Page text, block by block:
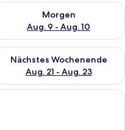
Nacht, Aug. 8 - Aug. 9.
Morgen
Aug. 9 - Aug. 10
die Verfügbarkeit
Wochenende, Aug. 14
Nächstes Wochenende
Aug. 21 - Aug. 23
die Verfügbarkeit
Schlafzimmer mit einem großen